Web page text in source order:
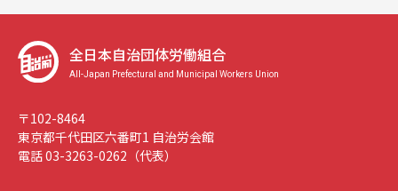
全日本自治団体労働組合
All-Japan Prefectural and Municipal Workers Union
〒102-8464
東京都千代田区六番町1 自治労会館
電話 03-3263-0262（代表）